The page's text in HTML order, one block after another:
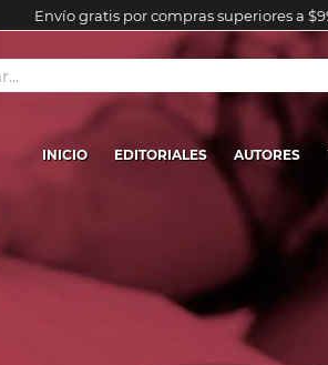
Envío gratis por compras superiores a
INICIO EDITORIALES AUTORES